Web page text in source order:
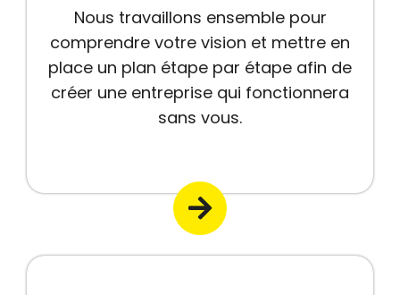
Nous travaillons ensemble pour
comprendre votre vision et mettre en
place un plan étape par étape afin de
créer une entreprise qui fonctionnera
sans vous.